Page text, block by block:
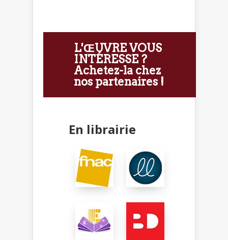
L'ŒUVRE VOUS
INTÉRESSE ?
Achetez-la chez
nos partenaires !
En librairie